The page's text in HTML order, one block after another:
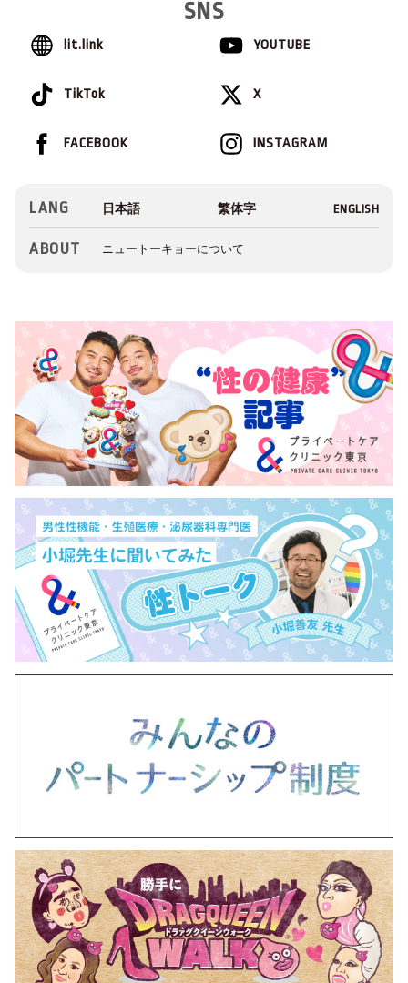
SNS
lit.link YOUTUBE
TikTok X
INSTAGRAM
FACEBOOK
LANG
ABOUT ニュートーキョーについて